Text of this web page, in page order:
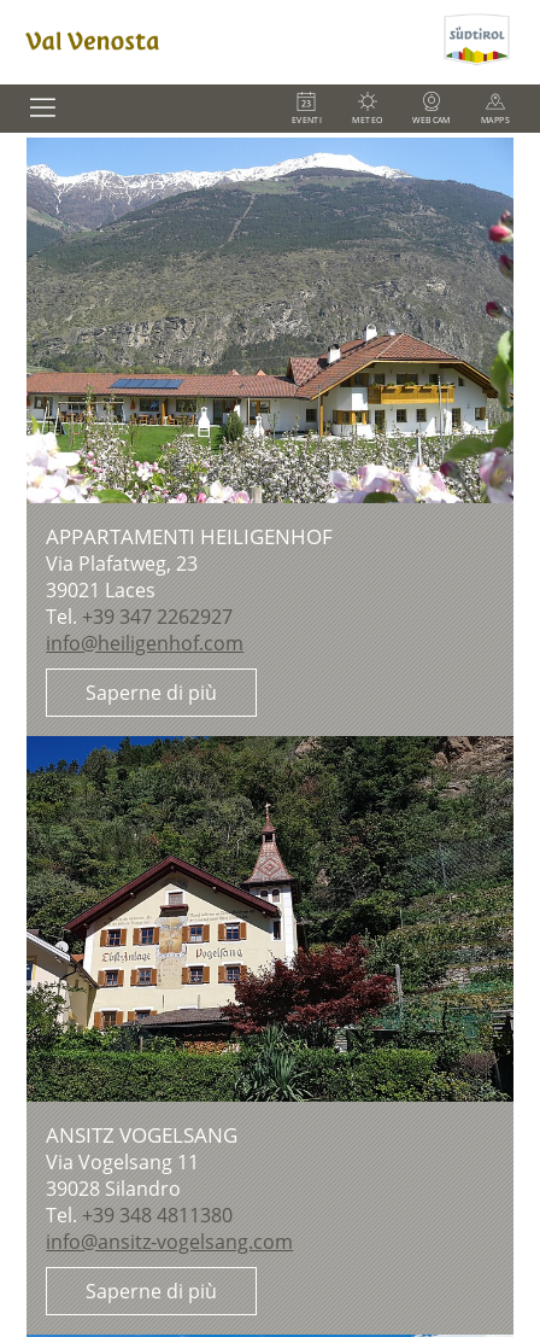
EVENTI METEO WEBCAM MAPPS
APPARTAMENTI HEILIGENHOF
Via Plafatweg, 23
39021 Laces
Tel.+39 347 2262927
info@heiligenhof.com
Saperne di più
ANSITZ VOGELSANG
Via Vogelsang 11
39028Silandro
Tel.+39 348 4811380
info@ansitz-vogelsang.com
Saperne di più